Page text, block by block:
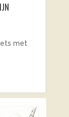
met